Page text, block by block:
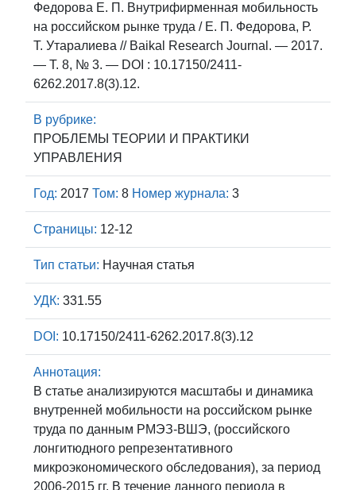
Федорова Е. П. Внутрифирменная мобильность
на российском рынке труда / Е. П. Федорова, Р.
Т. Утаралиева // Baikal Research Journal. — 2017.
— Т. 8, № 3. — DOI : 10.17150/2411-
6262.2017.8(3).12.
В рубрике:
ПРОБЛЕМЫ ТЕОРИИ И ПРАКТИКИ
УПРАВЛЕНИЯ
Год: 2017 Том: 8 Номер журнала: 3
Страницы: 12-12
Тип статьи: Научная статья
УДК: 331.55
DOI: 10.17150/2411-6262.2017.8(3).12
Аннотация:
В статье анализируются масштабы и динамика
внутренней мобильности на российском рынке
труда по данным РМЭЗ-ВШЭ, (российского
лонгитюдного репрезентативного
микроэкономического обследования), за период
2006-2015 гг. В течение данного периода в